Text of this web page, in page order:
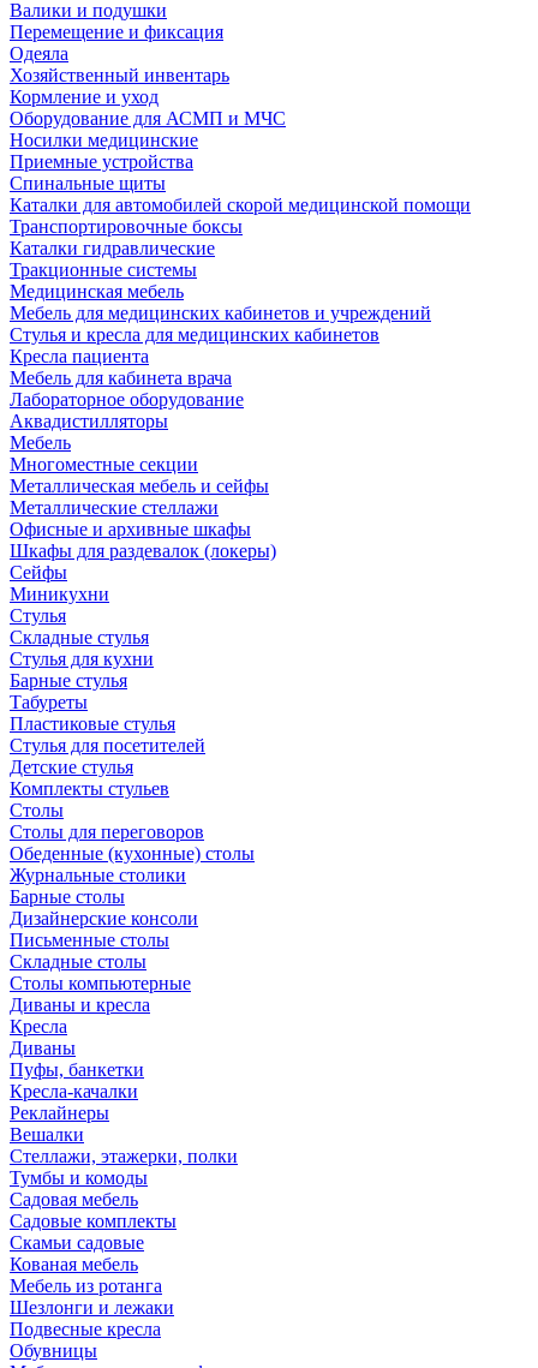
Валики и подушки
Перемещение и фиксация
Одеяла
Хозяйственный инвентарь
Кормление и уход
Оборудование для АСМП и МЧС
Носилки медицинские
Приемные устройства
Спинальные щиты
Каталки для автомобилей скорой медицинской помощи
Транспортировочные боксы
Каталки гидравлические
Тракционные системы
Медицинская мебель
Мебель для медицинских кабинетов и учреждений
Стулья и кресла для медицинских кабинетов
Кресла пациента
Мебель для кабинета врача
Лабораторное оборудование
Аквадистилляторы
Мебель
Многоместные секции
Металлическая мебель и сейфы
Металлические стеллажи
Офисные и архивные шкафы
Шкафы для раздевалок (локеры)
Сейфы
Миникухни
Стулья
Складные стулья
Стулья для кухни
Барные стулья
Табуреты
Пластиковые стулья
Стулья для посетителей
Детские стулья
Комплекты стульев
Столы
Столы для переговоров
Обеденные (кухонные) столы
Журнальные столики
Барные столы
Дизайнерские консоли
Письменные столы
Складные столы
Столы компьютерные
Диваны и кресла
Кресла
Диваны
Пуфы, банкетки
Кресла-качалки
Реклайнеры
Вешалки
Стеллажи, этажерки, полки
Тумбы и комоды
Садовая мебель
Садовые комплекты
Скамьи садовые
Кованая мебель
Мебель из ротанга
Шезлонги и лежаки
Подвесные кресла
Обувницы